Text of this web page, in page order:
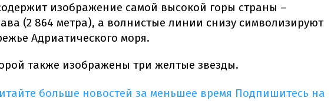
изображение самой высокой горы страны –
(2 864 метра), а волнистые линии снизу символизируют
Адриатического моря.
также изображены три желтые звезды.
больше новостей за меньшее время Подпишитесь на